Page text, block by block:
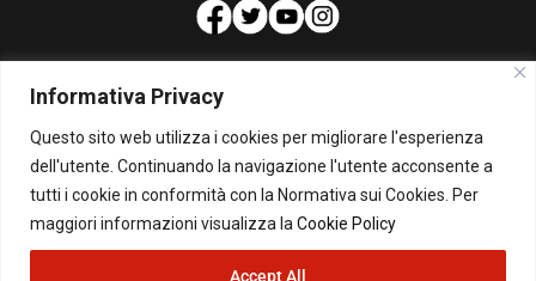
Informativa Privacy
Questo sito web utilizza i cookies per migliorare l'esperienza
dell'utente. Continuando la navigazione l'utente acconsente a
tutti i cookie in conformità con la Normativa sui Cookies. Per
maggiori informazioni visualizza la Cookie Policy
Accept All
PUBBLICITA'
Per la tua pubblicità su questo Blog:
pubblicita@beppegrillo.it
© Copyright 2026 - Il Blog di Beppe Grillo. All Rights Reserved - Powered by